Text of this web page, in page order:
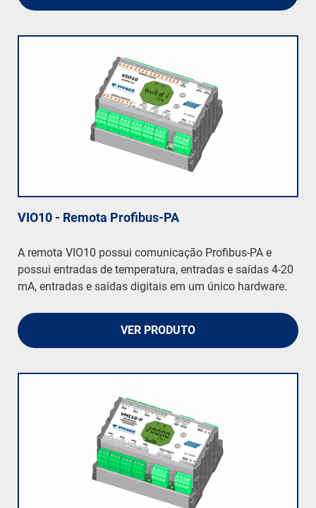
VIO10 - Remota Profibus-PA
A remota VIO10 possui comunicação Profibus-PA e
possui entradas de temperatura, entradas e saídas 4-20
mA, entradas e saídas digitais em um único hardware.
VER PRODUTO